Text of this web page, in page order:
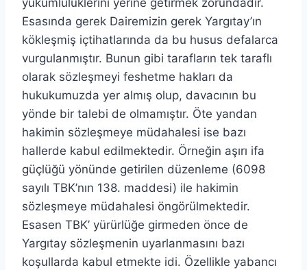
yükümlülüklerini yerine getirmek zorundadır.
Esasında gerek Dairemizin gerek Yargıtay’ın
kökleşmiş içtihatlarında da bu husus defalarca
vurgulanmıştır. Bunun gibi tarafların tek taraflı
olarak sözleşmeyi feshetme hakları da
hukukumuzda yer almış olup, davacının bu
yönde bir talebi de olmamıştır. Öte yandan
hakimin sözleşmeye müdahalesi ise bazı
hallerde kabul edilmektedir. Örneğin aşırı ifa
güçlüğü yönünde getirilen düzenleme (6098
sayılı TBK’nın 138. maddesi) ile hakimin
sözleşmeye müdahalesi öngörülmektedir.
Esasen TBK’ yürürlüğe girmeden önce de
Yargıtay sözleşmenin uyarlanmasını bazı
koşullarda kabul etmekte idi. Özellikle yabancı